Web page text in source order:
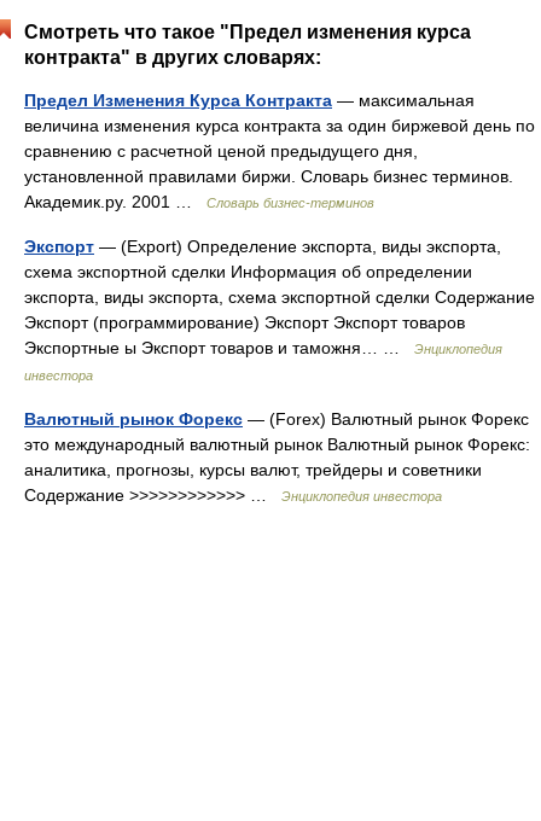
Смотреть что такое "Предел изменения курса
контракта" в других словарях:
Предел Изменения Курса Контракта — максимальная
величина изменения курса контракта за один биржевой день по
сравнению с расчетной ценой предыдущего дня,
установленной правилами биржи. Словарь бизнес терминов.
Академик.ру. 2001 …
Словарь бизнес-терминов
Экспорт — (Export) Определение экспорта, виды экспорта,
схема экспортной сделки Информация об определении
экспорта, виды экспорта, схема экспортной сделки Содержание
Экспорт (программирование) Экспорт Экспорт товаров
Экспортные ы Экспорт товаров и таможня… …
Энциклопедия
инвестора
Валютный рынок Форекс — (Forex) Валютный рынок Форекс
это международный валютный рынок Валютный рынок Форекс:
аналитика, прогнозы, курсы валют, трейдеры и советники
Содержание >>>>>>>>>>>> …
Энциклопедия инвестора